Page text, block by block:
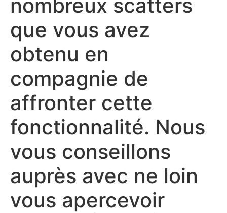
nombreux scatters
que vous avez
obtenu en
compagnie de
affronter cette
fonctionnalité. Nous
vous conseillons
auprès avec ne loin
vous apercevoir